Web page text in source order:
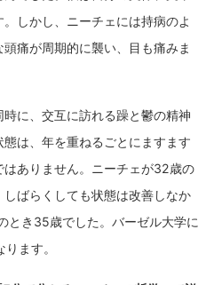
しかし、ニーチェには持病のよ
痛が周期的に襲い、目も痛みま
に、交互に訪れる躁と鬱の精神
は、年を重ねるごとにますます
ありません。ニーチェが32歳の
ばらくしても状態は改善しなか
とき35歳でした。バーゼル大学に
ます。